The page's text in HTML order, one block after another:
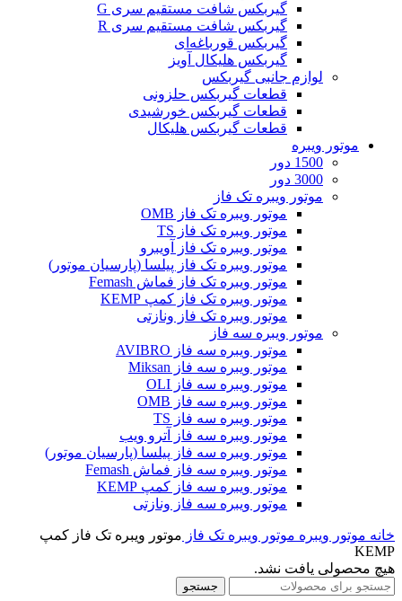
گیربکس شافت مستقیم سری G
گیربکس شافت مستقیم سری R
گیربکس قورباغه‌ای
گیربکس هلیکال آویز
لوازم جانبی گیربکس
قطعات گيربکس حلزونی
قطعات گيربکس خورشيدی
قطعات گیربکس هلیکال
موتور ویبره
1500 دور
3000 دور
موتور ویبره تک فاز
موتور ویبره تک فاز OMB
موتور ویبره تک فاز TS
موتور ویبره تک فاز آویبرو
موتور ویبره تک فاز پیلسا (پارسیان موتور)
موتور ویبره تک فاز فماش Femash
موتور ویبره تک فاز کمپ KEMP
موتور ویبره تک فاز ونازتی
موتور ویبره سه فاز
موتور ویبره سه فاز AVIBRO
موتور ویبره سه فاز Miksan
موتور ویبره سه فاز OLI
موتور ویبره سه فاز OMB
موتور ویبره سه فاز TS
موتور ویبره سه فاز آترو ویب
موتور ویبره سه فاز پیلسا (پارسیان موتور)
موتور ویبره سه فاز فماش Femash
موتور ویبره سه فاز کمپ KEMP
موتور ویبره سه فاز ونازتی
خانه موتور ویبره موتور ویبره تک فاز موتور ویبره تک فاز کمپ
KEMP
هیچ محصولی یافت نشد.
جستجو